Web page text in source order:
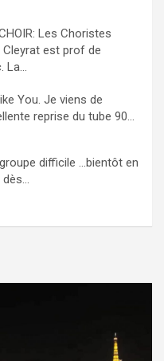
Les Choristes
Cleyrat est prof de
La...
You. Je viens de
reprise du tube 90...
difficile ...bientôt en